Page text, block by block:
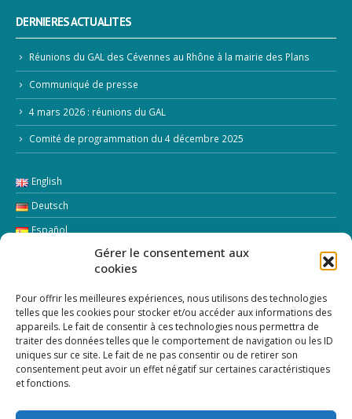
Gérer le consentement aux
cookies
Pour offrir les meilleures expériences, nous utilisons des technologies
telles que les cookies pour stocker et/ou accéder aux informations des
appareils. Le fait de consentir à ces technologies nous permettra de
traiter des données telles que le comportement de navigation ou les ID
uniques sur ce site. Le fait de ne pas consentir ou de retirer son
consentement peut avoir un effet négatif sur certaines caractéristiques
et fonctions.
DERNIERES ACTUALITES
Réunions du GAL des Cévennes au Rhône à la mairie des Plans
Communiqué de presse
4 mars 2026 : réunions du GAL
Comité de programmation du 4 décembre 2025
English
Deutsch
Español
LETTRE D’INFORMATION
Addresse Email: